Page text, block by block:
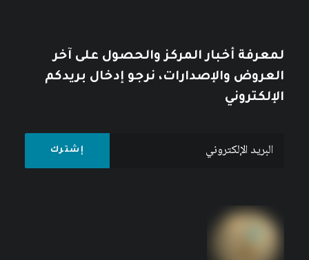
لمعرفة أخبار المركز والحصول على آخر
العروض والإصدارات، نرجو إدخال بريدكم
الإلكتروني